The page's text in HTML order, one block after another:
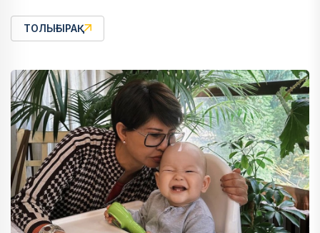
ТОЛЫҒЫРАҚ